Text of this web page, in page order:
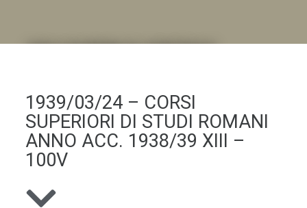
1939/03/24 – CORSI
SUPERIORI DI STUDI ROMANI
ANNO ACC. 1938/39 XIII –
100V